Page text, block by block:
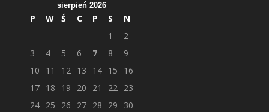
sierpień 2026
P W Ś C P S
N
1
2
3
4 5 6 7 8
9
10
11 12 13 14 15
16
17 18 19 20 21 22 23
24 25 26 27 28 29
30